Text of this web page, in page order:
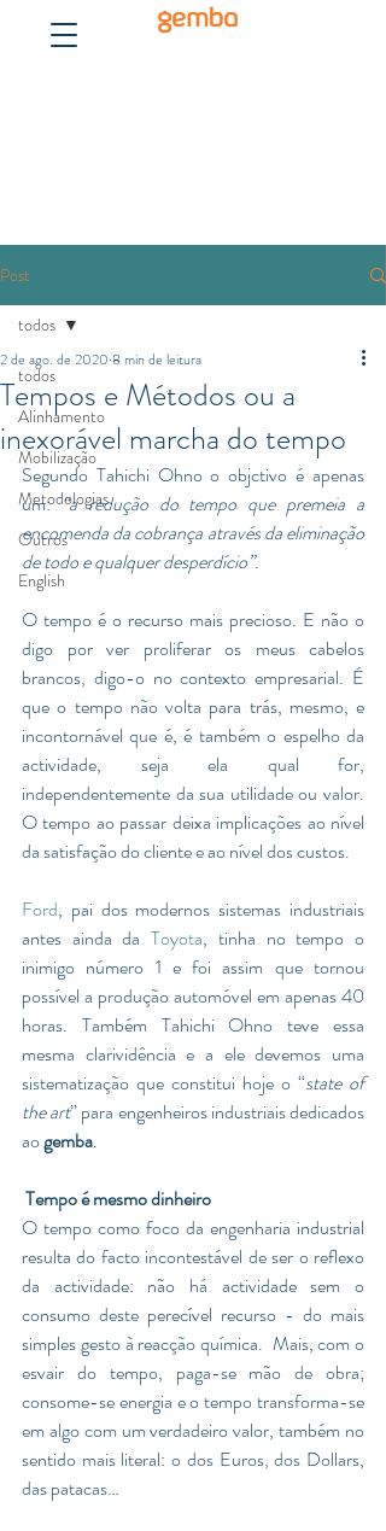
gemba
Post
todos
Alinhamento
Mobilização
Metodologias
Outros
English
todos
Tempos e Métodos ou a
inexorável marcha do tempo
2 de ago. de 2020 8 min de leitura
Segundo Tahichi Ohno o objctivo é apenas
um: “a redução do tempo que premeia a
encomenda da cobrança através da eliminação
de todo e qualquer desperdício”.
O tempo é o recurso mais precioso. E não o
digo por ver proliferar os meus cabelos
brancos, digo-o no contexto empresarial. É
que o tempo não volta para trás, mesmo, e
incontornável que é, é também o espelho da
actividade, seja ela qual for,
independentemente da sua utilidade ou valor.
O tempo ao passar deixa implicações ao nível
da satisfação do cliente e ao nível dos custos.
Ford, pai dos modernos sistemas industriais
antes ainda da Toyota, tinha no tempo o
inimigo número 1 e foi assim que tornou
possível a produção automóvel em apenas 40
horas. Também Tahichi Ohno teve essa
mesma clarividência e a ele devemos uma
sistematização que constitui hoje o “state of
the art” para engenheiros industriais dedicados
ao gemba.
Tempo é mesmo dinheiro
O tempo como foco da engenharia industrial
resulta do facto incontestável de ser o reflexo
da actividade: não há actividade sem o
consumo deste perecível recurso - do mais
simples gesto à reacção química.  Mais, com o
esvair do tempo, paga-se mão de obra;
consome-se energia e o tempo transforma-se
em algo com um verdadeiro valor, também no
sentido mais literal: o dos Euros, dos Dollars,
das patacas…